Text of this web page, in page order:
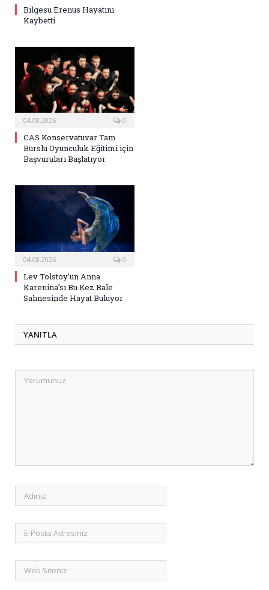
Bilgesu Erenus Hayatını
Kaybetti
04.08.2026 0
CAS Konservatuvar Tam
Burslu Oyunculuk Eğitimi için
Başvuruları Başlatıyor
04.08.2026 0
Lev Tolstoy’un Anna
Karenina’sı Bu Kez Bale
Sahnesinde Hayat Buluyor
YANITLA